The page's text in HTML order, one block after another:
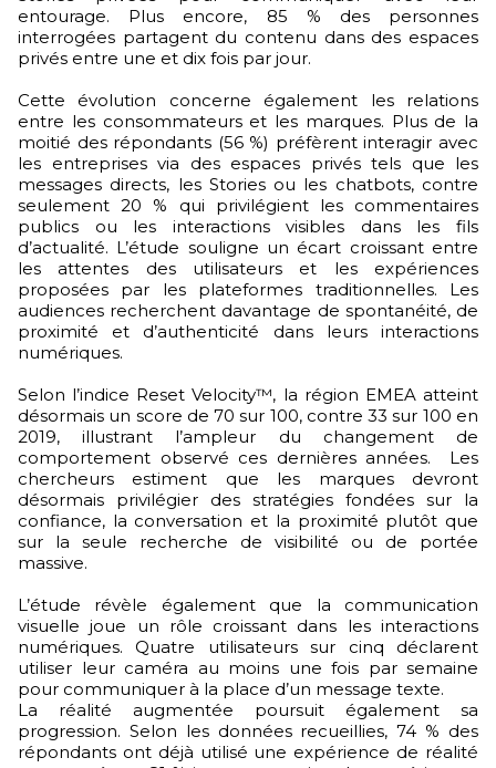
entourage. Plus encore, 85 % des personnes
interrogées partagent du contenu dans des espaces
privés entre une et dix fois par jour.
Cette évolution concerne également les relations
entre les consommateurs et les marques. Plus de la
moitié des répondants (56 %) préfèrent interagir avec
les entreprises via des espaces privés tels que les
messages directs, les Stories ou les chatbots, contre
seulement 20 % qui privilégient les commentaires
publics ou les interactions visibles dans les fils
d’actualité. L’étude souligne un écart croissant entre
les attentes des utilisateurs et les expériences
proposées par les plateformes traditionnelles. Les
audiences recherchent davantage de spontanéité, de
proximité et d’authenticité dans leurs interactions
numériques.
Selon l’indice Reset Velocity™, la région EMEA atteint
désormais un score de 70 sur 100, contre 33 sur 100 en
2019, illustrant l’ampleur du changement de
comportement observé ces dernières années. Les
chercheurs estiment que les marques devront
désormais privilégier des stratégies fondées sur la
confiance, la conversation et la proximité plutôt que
sur la seule recherche de visibilité ou de portée
massive.
L’étude révèle également que la communication
visuelle joue un rôle croissant dans les interactions
numériques. Quatre utilisateurs sur cinq déclarent
utiliser leur caméra au moins une fois par semaine
pour communiquer à la place d’un message texte.
La réalité augmentée poursuit également sa
progression. Selon les données recueillies, 74 % des
répondants ont déjà utilisé une expérience de réalité